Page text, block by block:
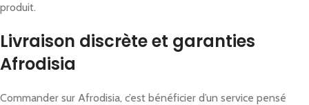
produit.
Livraison discrète et garanties
Afrodisia
Commander sur Afrodisia, c’est bénéficier d’un service pensé